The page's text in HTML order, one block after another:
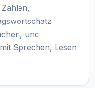
und
Sprechen, Lesen